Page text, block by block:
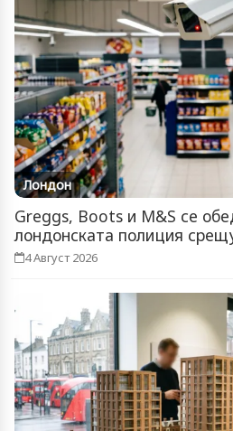
Лондон
Greggs, Boots и M&S се
лондонската полиция
4 Август 2026